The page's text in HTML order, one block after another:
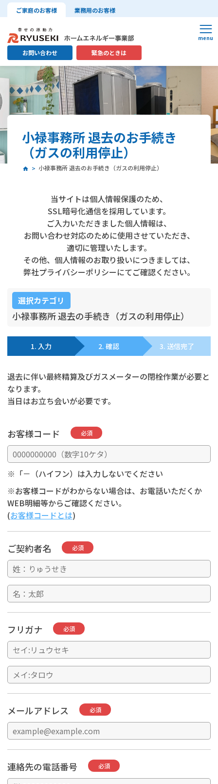
ご家庭のお客様 業務用のお客様
お問い合わせ 緊急のときは
小禄事務所 退去のお手続き
（ガスの利用停止）
小禄事務所 退去のお手続き（ガスの利用停止）
当サイトは個人情報保護のため、
SSL暗号化通信を採用しています。
ご入力いただきました個人情報は、
お問い合わせ対応のために使用させていただき、
適切に管理いたします。
その他、個人情報のお取り扱いにつきましては、
弊社プライバシーポリシーにてご確認ください。
選択カテゴリ
小禄事務所 退去の手続き（ガスの利用停止）
1. 入力 2. 確認 3. 送信完了
退去に伴い最終精算及びガスメーターの閉栓作業が必要と
なります。
当日はお立ち会いが必要です。
お客様コード 必須
※「－（ハイフン）は入力しないでください
※お客様コードがわからない場合は、お電話いただくか
WEB明細等からご確認ください。
(お客様コードとは)
ご契約者名 必須
フリガナ 必須
メールアドレス 必須
連絡先の電話番号 必須